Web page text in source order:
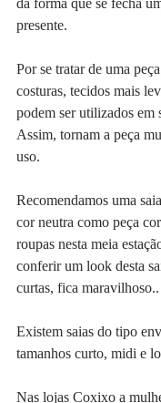
da forma que se fecha
presente.
Por se tratar de uma
costuras, tecidos mais
podem ser utilizados em
Assim, tornam a peça
uso.
Recomendamos uma
cor neutra como peça
roupas nesta meia
conferir um look desta
curtas, fica maravilhoso..
Existem saias do tipo
tamanhos curto, midi e
Nas lojas Coxixo a